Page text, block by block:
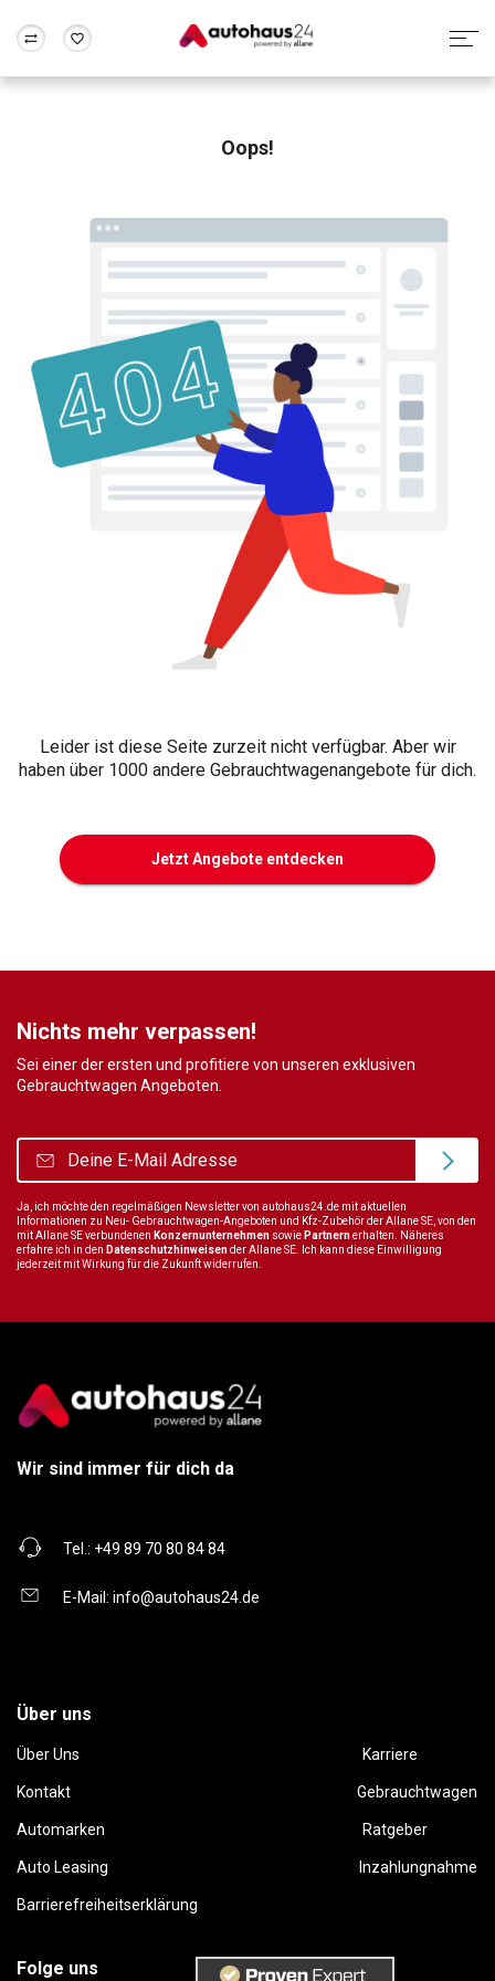
Rund um die Inzahlungnahme
Oops!
Leider ist diese Seite zurzeit nicht verfügbar. Aber wir
haben über 1000 andere Gebrauchtwagenangebote für dich.
Jetzt Angebote entdecken
Nichts mehr verpassen!
Sei einer der ersten und profitiere von unseren exklusiven
Gebrauchtwagen Angeboten.
Ja, ich möchte den regelmäßigen Newsletter von autohaus24.de mit aktuellen
Informationen zu Neu- Gebrauchtwagen-Angeboten und Kfz-Zubehör der Allane SE, von den
mit Allane SE verbundenen Konzernunternehmen sowie Partnernerhalten. Näheres
erfahre ich in den Datenschutzhinweisender Allane SE. Ich kann diese Einwilligung
jederzeit mit Wirkung für die Zukunft widerrufen.
Wir sind immer für dich da
Tel.: +49 89 70 80 84 84
E-Mail: info@autohaus24.de
Über uns
Über Uns Karriere
Kontakt Gebrauchtwagen
Automarken Ratgeber
Auto Leasing Inzahlungnahme
Barrierefreiheitserklärung
Folge uns